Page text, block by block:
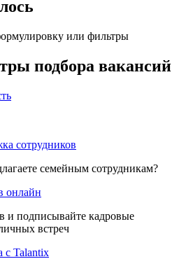
или фильтры
подбора вакансий
сотрудников
семейным сотрудникам?
онлайн
и подписывайте кадровые
встреч
с Talantix